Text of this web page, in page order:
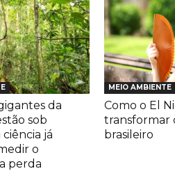
da
sob
já
o
perda
MEIO AMBIENTE
Como o El
transformar
brasileiro